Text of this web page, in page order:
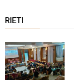
RIETI